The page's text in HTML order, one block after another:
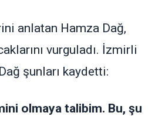
anlatan Hamza Dağ,
vurguladı. İzmirli
şunları kaydetti:
olmaya talibim. Bu, şu